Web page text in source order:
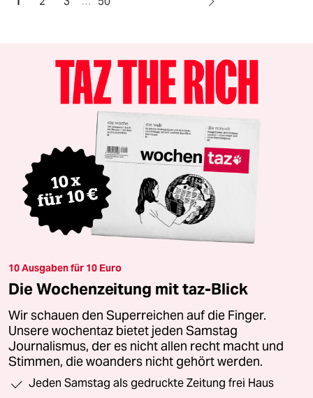
10 Ausgaben für 10 Euro
Die Wochenzeitung mit taz-Blick
Wir schauen den Superreichen auf die Finger.
Unsere wochentaz bietet jeden Samstag
Journalismus, der es nicht allen recht macht und
Stimmen, die woanders nicht gehört werden.
Jeden Samstag als gedruckte Zeitung frei Haus